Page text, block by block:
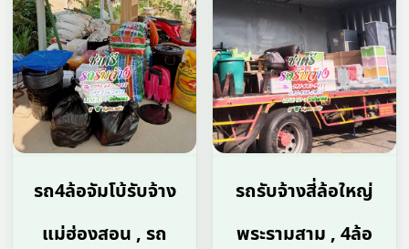
รถ4ล้อจัมโบ้รับจ้าง
แม่ฮ่องสอน , รถ
รถรับจ้างสี่ล้อใหญ่
พระรามสาม , 4ล้อ